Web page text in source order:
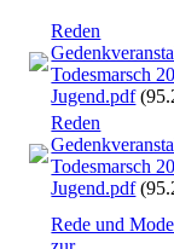
Reden
Todesmarsch
Jugend.pdf
Reden
Todesmarsch
Jugend.pdf
Rede und